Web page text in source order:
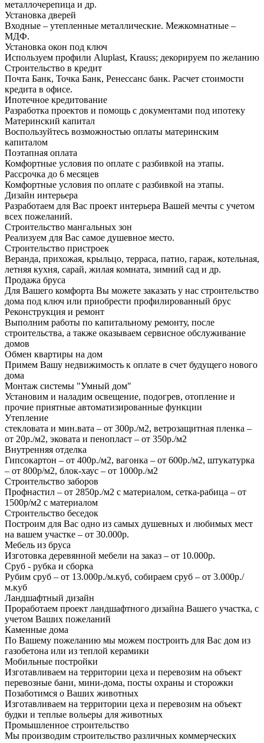
металлочерепица и др.
Установка дверей
Входные – утепленные металлические. Межкомнатные –
МДФ.
Установка окон под ключ
Используем профили Aluplast, Krauss; декорируем по желанию
Строительство в кредит
Почта Банк, Точка Банк, Ренессанс банк. Расчет стоимости
кредита в офисе.
Ипотечное кредитование
Разработка проектов и помощь с документами под ипотеку
Материнский капитал
Воспользуйтесь возможностью оплаты материнским
капиталом
Поэтапная оплата
Комфортные условия по оплате с разбивкой на этапы.
Рассрочка до 6 месяцев
Комфортные условия по оплате с разбивкой на этапы.
Дизайн интерьера
Разработаем для Вас проект интерьера Вашей мечты с учетом
всех пожеланий.
Строительство мангальных зон
Реализуем для Вас самое душевное место.
Строительство пристроек
Веранда, прихожая, крыльцо, терраса, патио, гараж, котельная,
летняя кухня, сарай, жилая комната, зимний сад и др.
Продажа бруса
Для Вашего комфорта Вы можете заказать у нас строительство
дома под ключ или приобрести профилированный брус
Реконструкция и ремонт
Выполним работы по капитальному ремонту, после
строительства, а также оказываем сервисное обслуживание
домов
Обмен квартиры на дом
Примем Вашу недвижимость к оплате в счет будущего нового
дома
Монтаж системы "Умный дом"
Установим и наладим освещение, подогрев, отопление и
прочие приятные автоматизированные функции
Утепление
стекловата и мин.вата – от 300р./м2, ветрозащитная пленка –
от 20р./м2, эковата и пенопласт – от 350р./м2
Внутренняя отделка
Гипсокартон – от 400р./м2, вагонка – от 600р./м2, штукатурка
– от 800р/м2, блок-хаус – от 1000р./м2
Строительство заборов
Профнастил – от 2850р./м2 с материалом, сетка-рабица – от
1500р/м2 с материалом
Строительство беседок
Построим для Вас одно из самых душевных и любимых мест
на вашем участке – от 30.000р.
Мебель из бруса
Изготовка деревянной мебели на заказ – от 10.000р.
Сруб - рубка и сборка
Рубим сруб – от 13.000р./м.куб, собираем сруб – от 3.000р./
м.куб
Ландшафтный дизайн
Проработаем проект ландшафтного дизайна Вашего участка, с
учетом Ваших пожеланий
Каменные дома
По Вашему пожеланию мы можем построить для Вас дом из
газобетона или из теплой керамики
Мобильные постройки
Изготавливаем на территории цеха и перевозим на объект
перевозные бани, мини-дома, посты охраны и сторожки
Позаботимся о Ваших животных
Изготавливаем на территории цеха и перевозим на объект
будки и теплые вольеры для животных
Промышленное строительство
Мы производим строительство различных коммерческих